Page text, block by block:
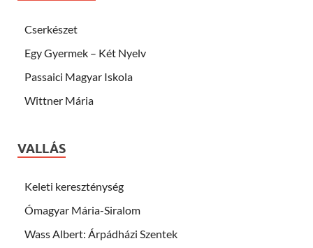
Cserkészet
Egy Gyermek – Két Nyelv
Passaici Magyar Iskola
Wittner Mária
VALLÁS
Keleti kereszténység
Ómagyar Mária-Siralom
Wass Albert: Árpádházi Szentek